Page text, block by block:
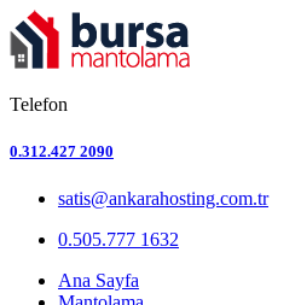
Telefon
0.312.427 2090
satis@ankarahosting.com.tr
0.505.777 1632
Ana Sayfa